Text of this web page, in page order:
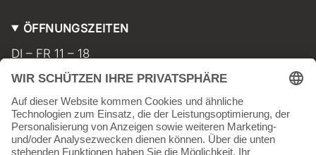
ÖFFNUNGSZEITEN
DI – FR 11 – 18
SA 11 – 17
MO geschlossen
INFORMATIONEN
Kontakt